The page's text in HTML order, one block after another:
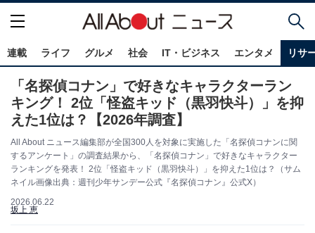
連載 ライフ グルメ 社会 IT・ビジネス エンタメ リサ
「名探偵コナン」で好きなキャラクターラン
キング！ 2位「怪盗キッド（黒羽快斗）」を抑
えた1位は？【2026年調査】
All About ニュース編集部が全国300人を対象に実施した「名探偵コナンに関
するアンケート」の調査結果から、「名探偵コナン」で好きなキャラクター
ランキングを発表！ 2位「怪盗キッド（黒羽快斗）」を抑えた1位は？（サム
ネイル画像出典：週刊少年サンデー公式『名探偵コナン』公式X）
2026.06.22
坂上 恵